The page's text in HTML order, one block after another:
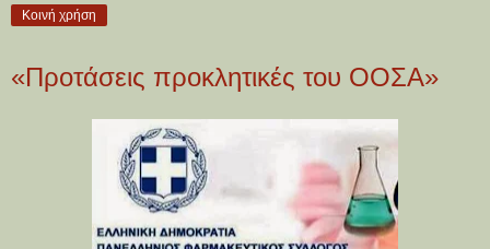
Κοινή χρήση
«Προτάσεις προκλητικές του ΟΟΣΑ»